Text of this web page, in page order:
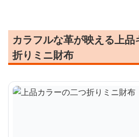
カラフルな革が映える上
折りミニ財布